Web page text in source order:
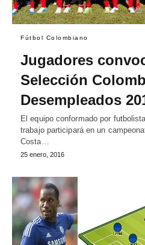
Fútbol Colombiano
Jugadores
Selección
Desempleados
El equipo conformado por
trabajo participará en un
Costa…
25 enero, 2016